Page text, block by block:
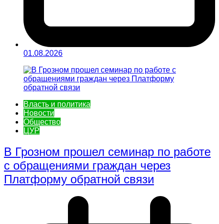
01.08.2026
Власть и политика
Новости
Общество
ЦУР
В Грозном прошел семинар по работе
с обращениями граждан через
Платформу обратной связи